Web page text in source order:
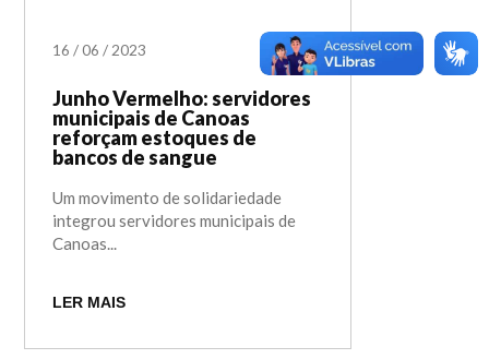
16 /06 /2023
Junho Vermelho: servidores
municipais de Canoas
reforçam estoques de
bancos de sangue
Um movimento de solidariedade
integrou servidores municipais de
Canoas...
LER MAIS